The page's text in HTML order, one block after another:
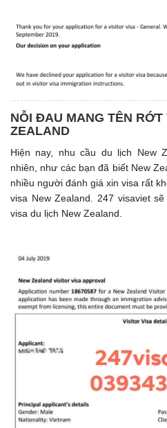
NỖI ĐAU MANG TÊN RỚT
ZEALAND
Hiện nay, nhu cầu du lịch New
nhiên, như các bạn đã biết New
nhiều người đánh giá xin visa rất
visa New Zealand. 247 visaviet
visa du lịch New Zealand.